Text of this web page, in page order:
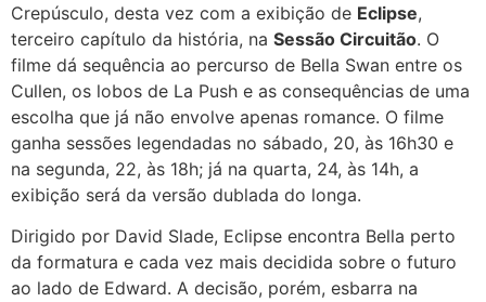
Crepúsculo, desta vez com a exibição de Eclipse,
terceiro capítulo da história, na Sessão Circuitão. O
filme dá sequência ao percurso de Bella Swan entre os
Cullen, os lobos de La Push e as consequências de uma
escolha que já não envolve apenas romance. O filme
ganha sessões legendadas no sábado, 20, às 16h30 e
na segunda, 22, às 18h; já na quarta, 24, às 14h, a
exibição será da versão dublada do longa.
Dirigido por David Slade, Eclipse encontra Bella perto
da formatura e cada vez mais decidida sobre o futuro
ao lado de Edward. A decisão, porém, esbarra na